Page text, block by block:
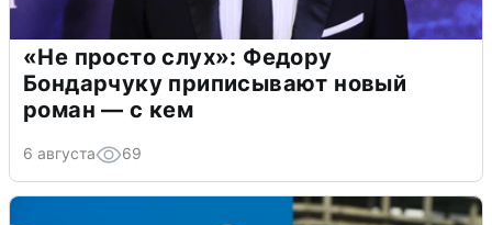
«Не просто слух»: Федору
Бондарчуку приписывают новый
роман — с кем
6 августа 69